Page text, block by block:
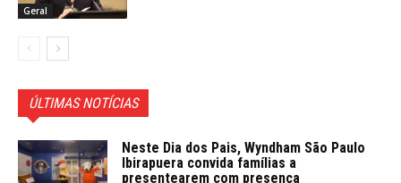
Geral
ÚLTIMAS NOTÍCIAS
Neste Dia dos Pais, Wyndham São Paulo
Ibirapuera convida famílias a
presentearem com presença